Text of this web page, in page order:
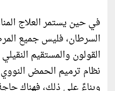
في حين يستمر العلاج
السرطان، فليس جميع
القولون والمستقيم
نظام ترميم الحمض